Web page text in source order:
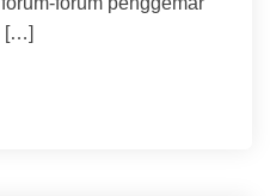
[…]